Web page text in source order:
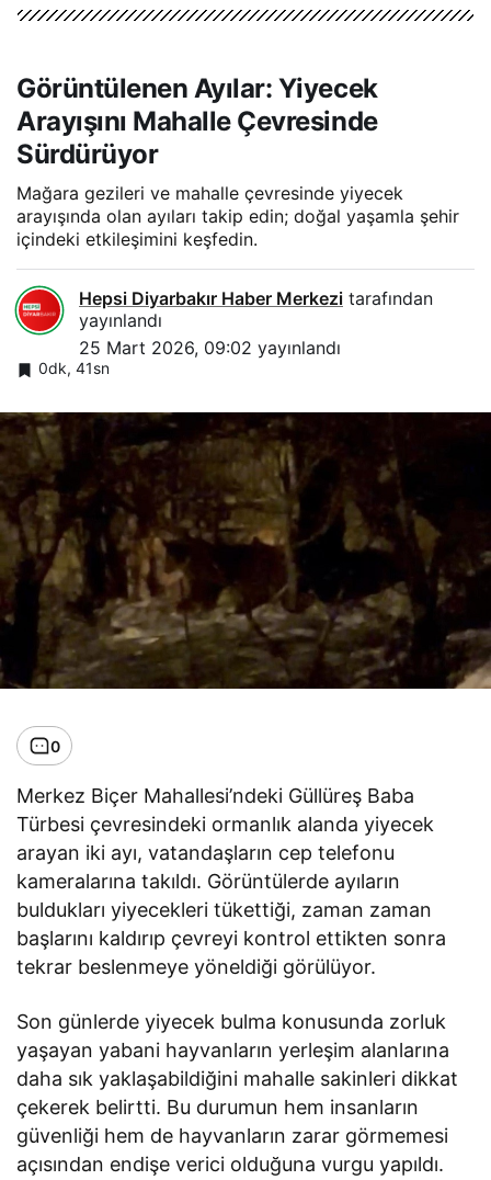
Görüntülenen Ayılar: Yiyecek
Arayışını Mahalle Çevresinde
Sürdürüyor
Mağara gezileri ve mahalle çevresinde yiyecek
arayışında olan ayıları takip edin; doğal yaşamla şehir
içindeki etkileşimini keşfedin.
Hepsi Diyarbakır Haber Merkezi tarafından
yayınlandı
25 Mart 2026, 09:02 yayınlandı
0dk, 41sn
0
Merkez Biçer Mahallesi’ndeki Güllüreş Baba
Türbesi çevresindeki ormanlık alanda yiyecek
arayan iki ayı, vatandaşların cep telefonu
kameralarına takıldı. Görüntülerde ayıların
buldukları yiyecekleri tükettiği, zaman zaman
başlarını kaldırıp çevreyi kontrol ettikten sonra
tekrar beslenmeye yöneldiği görülüyor.
Son günlerde yiyecek bulma konusunda zorluk
yaşayan yabani hayvanların yerleşim alanlarına
daha sık yaklaşabildiğini mahalle sakinleri dikkat
çekerek belirtti. Bu durumun hem insanların
güvenliği hem de hayvanların zarar görmemesi
açısından endişe verici olduğuna vurgu yapıldı.